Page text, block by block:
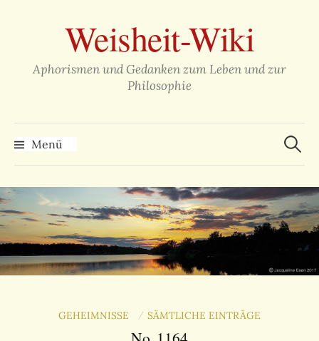
überspringenWeisheit-Wiki
Aphorismen und Gedanken zum Leben und zur
Philosophie
Menü
Suchen
nach:
GEHEIMNISSE / SÄMTLICHE EINTRÄGE